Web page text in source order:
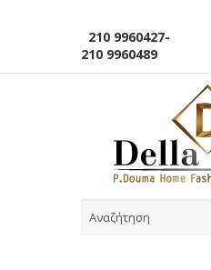
210 9960427-
210 9960489